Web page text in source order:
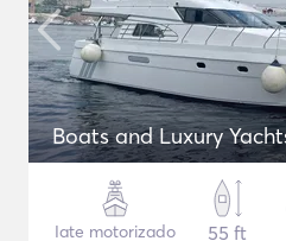
Boats and Luxury
Iate motorizado
55 ft